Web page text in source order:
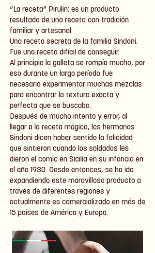
“La receta” Pirulin: es un producto
resultado de una receta con tradición
familiar y artesanal.
Una receta secreta de la familia Sindoni.
Fue una receta difícil de conseguir.
Al principio la galleta se rompía mucho, por
eso durante un largo período fue
necesario experimentar muchas mezclas
para encontrar la textura exacta y
perfecta que se buscaba.
Después de mucho intento y error, al
llegar a la receta mágica, los hermanos
Sindoni dicen haber sentido la felicidad
que sintieron cuando los soldados les
dieron el comic en Sicilia en su infancia en
el año 1930. Desde entonces, se ha ido
expandiendo este maravilloso producto a
través de diferentes regiones y
actualmente es comercializado en más de
15 países de América y Europa.